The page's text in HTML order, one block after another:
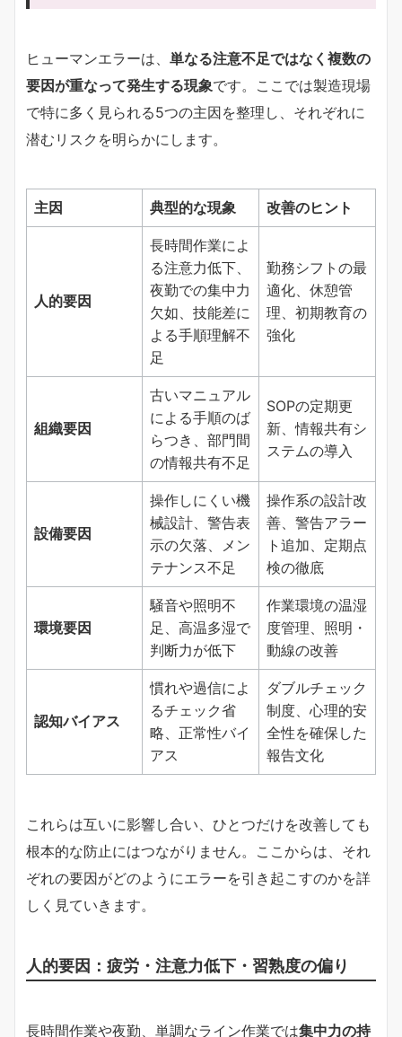
ヒューマンエラーは、 単なる注意不足ではなく複数の
要因が重なって発生する現象です。ここでは製造現場
で特に多く見られる5つの主因を整理し、それぞれに
潜むリスクを明らかにします。
主因 典型的な現象 改善のヒント
人的要因
長時間作業によ
る注意力低下、
夜勤での集中力
欠如、技能差に
よる手順理解不
足
勤務シフトの最
適化、休憩管
理、初期教育の
強化
組織要因
古いマニュアル
による手順のば
らつき、部門間
の情報共有不足
SOPの定期更
新、情報共有シ
ステムの導入
設備要因
操作しにくい機
械設計、警告表
示の欠落、メン
テナンス不足
操作系の設計改
善、警告アラー
ト追加、定期点
検の徹底
環境要因
騒音や照明不
足、高温多湿で
判断力が低下
作業環境の温湿
度管理、照明・
動線の改善
認知バイアス
慣れや過信によ
るチェック省
略、正常性バイ
アス
ダブルチェック
制度、心理的安
全性を確保した
報告文化
これらは互いに影響し合い、ひとつだけを改善しても
根本的な防止にはつながりません。ここからは、それ
ぞれの要因がどのようにエラーを引き起こすのかを詳
しく見ていきます。
人的要因：疲労・注意力低下・習熟度の偏り
長時間作業や夜勤、単調なライン作業では集中力の持